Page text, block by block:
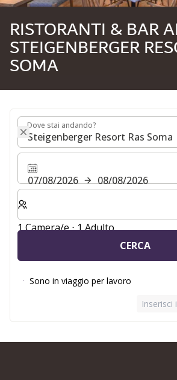
RISTORANTI & BAR
STEIGENBERGER
SOMA
Dove stai andando?
Dove stai andando?
07/08/2026
08/08/2026
Selezionare il numero di camere
1 Camera/e ⋅ 1 Adulto
CERCA
Sono in viaggio per lavoro
Inserisci